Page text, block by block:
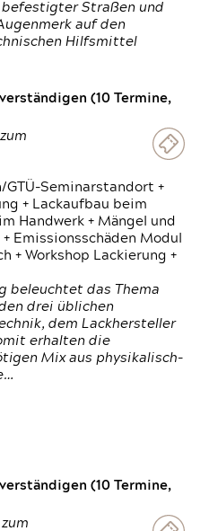
Straßen und
auf den
Hilfsmittel
(10 Termine,
GTÜ-Seminarstandort +
+ Lackaufbau beim
Handwerk + Mängel und
Emissionsschäden Modul
+ Workshop Lackierung +
beleuchtet das Thema
drei üblichen
dem Lackhersteller
erhalten die
Mix aus physikalisch-
(10 Termine,